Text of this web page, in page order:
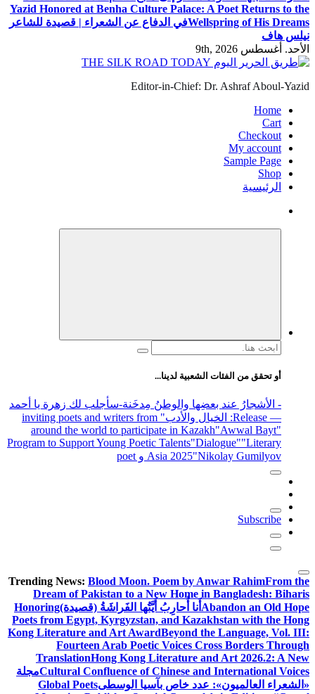
Yazid Honored at Benha Culture Palace: A Poet Returns to the
Wellspring of His Dreamsفي الدفاع عن الشعراء | قصيدة للشاعر
نيلس هاف
الأحد. أغسطس 9th, 2026
Editor-in-Chief: Dr. Ashraf Aboul-Yazid
Home
Cart
Checkout
My account
Sample Page
Shop
الرئيسية
البحث
أو تحقق من الفئات الشعبية لدينا...
- الأشجارُ عند بعضِها والوطنُ مِدخَنة-سأجلب لك زهرة يا أحمد
— Release
: الخيال والأدب
" inviting poets and writers from
around the world to participate in Kazakh"Awwal Bayt"
Program to Support Young Poetic Talents"Dialogue""Literary
Asia 2025"Nikolay Gumilyov و poet
Subscribe
Trending News: Blood Moon. Poem by Anwar RahimFrom the
Dream of Pakistan to a New Home in Bangladesh: Biharis
Abandon an Old Hope أَنا أُحارِبُ أَيَّتُها الفَراشَةُ (قصيدة)Honoring
Poets from Egypt, Kyrgyzstan, and Kazakhstan with the Hong
Kong Literature and Art AwardBeyond the Language, Vol. III:
Fourteen Arab Poetic Voices Cross Borders Through
TranslationHong Kong Literature and Art 2026.2: A New
Cultural Confluence of Chinese and International Voicesمجلة
«الشعراء العالميون»: عدد خاص بآسيا الوسطىGlobal Poets